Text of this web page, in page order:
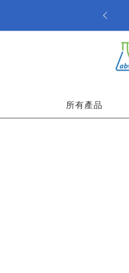
所有產品